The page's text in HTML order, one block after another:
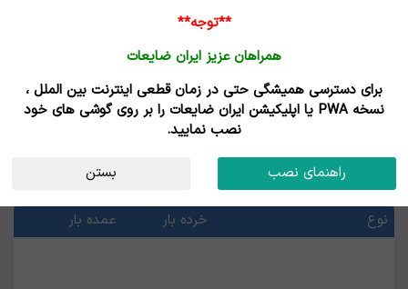
خرید و فروش محصولات چدن
قیمت محصولات چدن
آخرین قیمت ها
نوع
خرده بار عمده بار
**توجه**
همراهان عزیز ایران ضایعات
برای دسترسی همیشگی حتی در زمان قطعی اینترنت بین الملل ،
نسخه PWA یا اپلیکیشن ایران ضایعات را بر روی گوشی های خود
نصب نمایید.
راهنمای نصب بستن